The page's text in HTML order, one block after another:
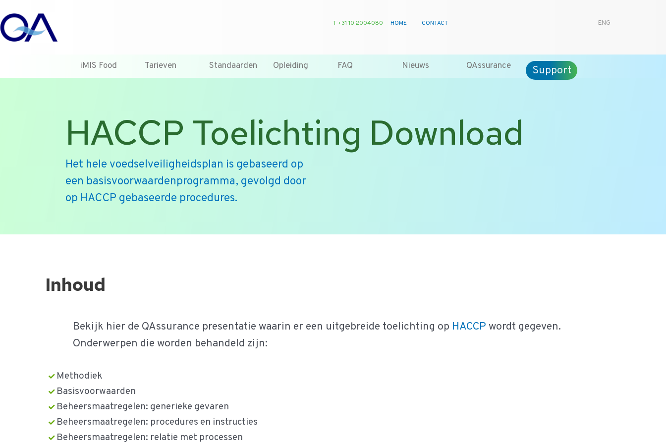
T +31 10 2004080 HOME CONTACT ENG
iMIS Food Tarieven Standaarden Opleiding FAQ Nieuws QAssurance Support
HACCP Toelichting Download
Het hele voedselveiligheidsplan is gebaseerd op
een basisvoorwaardenprogramma, gevolgd door
op HACCP gebaseerde procedures.
Inhoud
Bekijk hier de QAssurance presentatie waarin er een uitgebreide toelichting op HACCP wordt gegeven.
Onderwerpen die worden behandeld zijn:
Methodiek
Basisvoorwaarden
Beheersmaatregelen: generieke gevaren
Beheersmaatregelen: procedures en instructies
Beheersmaatregelen: relatie met processen